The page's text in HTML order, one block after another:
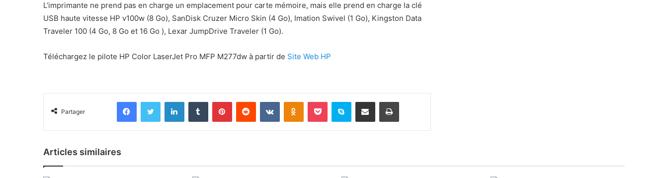
L’imprimante ne prend pas en charge un emplacement pour carte mémoire, mais elle prend en charge la clé
USB haute vitesse HP v100w (8 Go), SanDisk Cruzer Micro Skin (4 Go), Imation Swivel (1 Go), Kingston Data
Traveler 100 (4 Go, 8 Go et 16 Go ), Lexar JumpDrive Traveler (1 Go).
Téléchargez le pilote HP Color LaserJet Pro MFP M277dw à partir de Site Web HP
Partager
FacebookTwitter LinkedinTumblr PinterestReddit VKontakteOdnoklassniki
Pocket Skype Partager par email Imprimer
Articles similaires